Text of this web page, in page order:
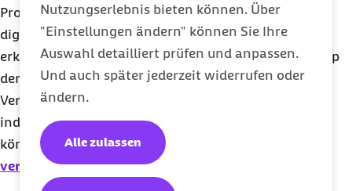
Nutzungserlebnis bieten können. Über
"Einstellungen ändern" können Sie Ihre
Auswahl detailliert prüfen und anpassen.
Und auch später jederzeit widerrufen oder
ändern.
Alle zulassen
Prostatakarzinom geplant. Ebenso startet 2026 ein
digitaler Behandlungsbegleiter für an Brustkrebs
erkrankte Frauen über die eCare, die Gesundheits-App
der Barmer.
Versicherte, die weitere Informationen zu diesen
individuellen Unterstützungsangeboten wünschen,
können sich direkt per E-Mail an
versorgungslotse@barmer.de